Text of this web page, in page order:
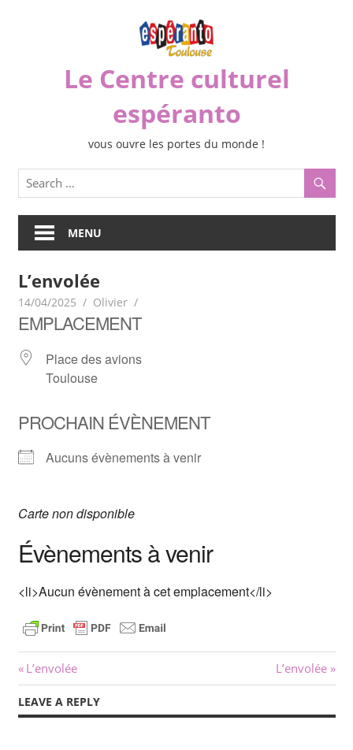
Le Centre culturel
espéranto
vous ouvre les portes du monde !
MENU
L’envolée
14/04/2025 Olivier
EMPLACEMENT
Place des avions
Toulouse
PROCHAIN ÉVÈNEMENT
Aucuns évènements à venir
Carte non disponible
Évènements à venir
<li>Aucun évènement à cet emplacement</li>
Navigation
de
Previous
Post:
L’envolée
Next
Post:
L’envolée
LEAVE A REPLY